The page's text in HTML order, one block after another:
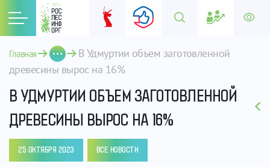
Главная
В Удмуртии объем заготовленной
древесины вырос на 16%
В УДМУРТИИ ОБЪЕМ ЗАГОТОВЛЕННОЙ
ДРЕВЕСИНЫ ВЫРОС НА 16%
25 ОКТЯБРЯ 2023 ВСЕ НОВОСТИ